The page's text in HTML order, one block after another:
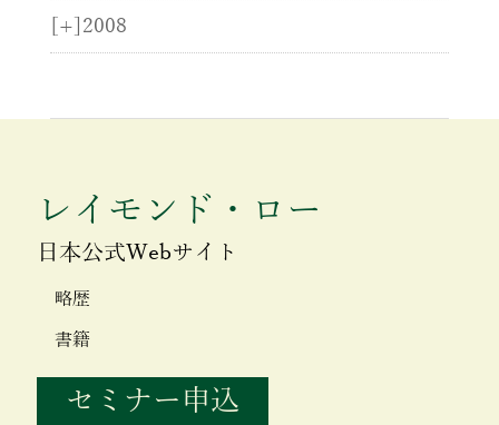
[+] 2008
レイモンド・ロー
日本公式Webサイト
略歴
書籍
セミナー申込